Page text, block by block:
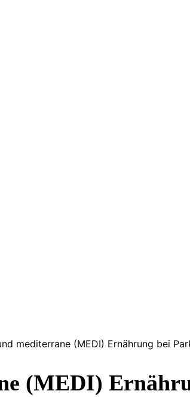
mediterrane (MEDI) Ernährung bei
(MEDI)